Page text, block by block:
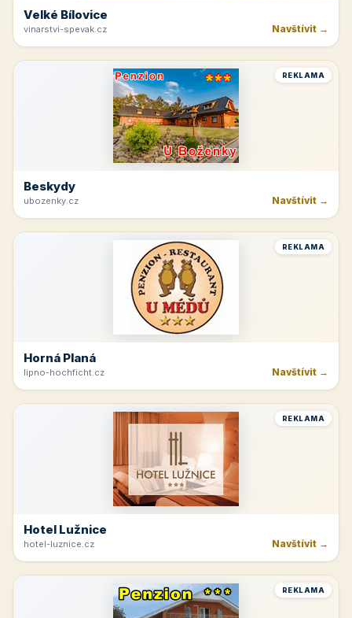
Velké Bílovice
vinarstvi-spevak.cz Navštívit →
REKLAMA
Beskydy
ubozenky.cz Navštívit →
REKLAMA
Horná Planá
lipno-hochficht.cz Navštívit →
REKLAMA
Hotel Lužnice
hotel-luznice.cz Navštívit →
REKLAMA